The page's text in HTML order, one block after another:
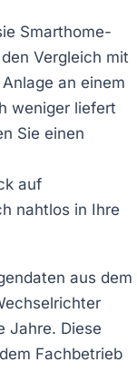
Smarthome-
Vergleich mit
an einem
weniger liefert
Sie einen
auf
nahtlos in Ihre
aus dem
Jahre. Diese
Fachbetrieb